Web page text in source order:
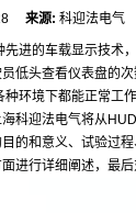
28来源: 科迎法电
先进的车载显示技术
低头查看仪表盘的
环境下都能正常工作
科迎法电气将从
的和意义、试验过
进行详细阐述，最后